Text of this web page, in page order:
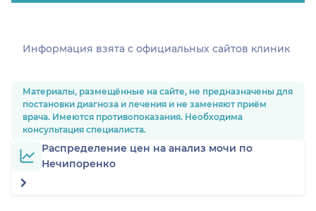
Информация взята c официальных сайтов клиник
Материалы, размещённые на сайте, не предназначены для
постановки диагноза и лечения и не заменяют приём
врача. Имеются противопоказания. Необходима
консультация специалиста.
Распределение цен на анализ мочи по
Нечипоренко